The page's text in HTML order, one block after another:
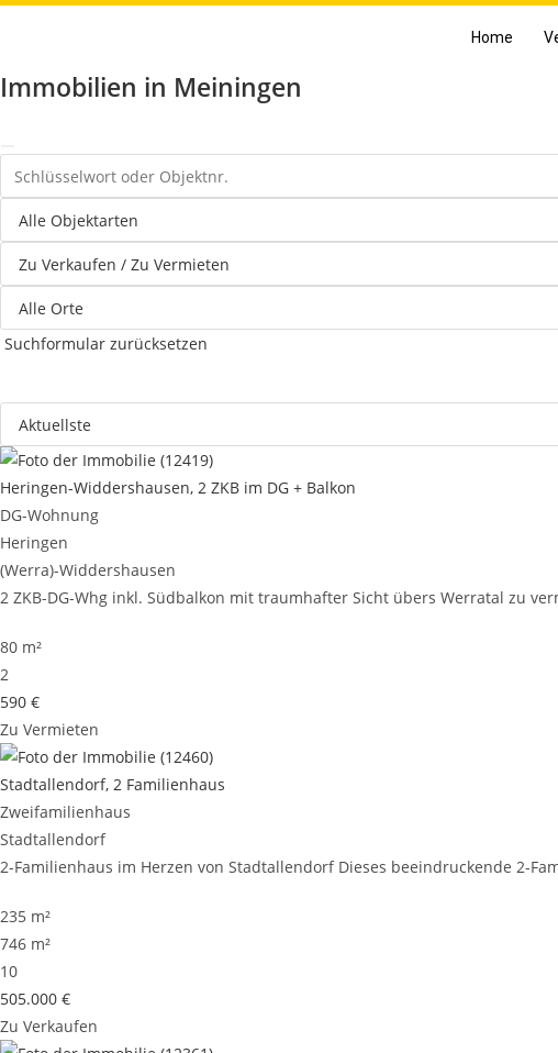
Home
Immobilien in Meiningen
Suchformular zurücksetzen
Heringen-Widdershausen, 2 ZKB im DG + Balkon
DG-Wohnung
Heringen
(Werra)-Widdershausen
2 ZKB-DG-Whg inkl. Südbalkon mit traumhafter Sicht übers Werratal zu
80 m²
2
590 €
Zu Vermieten
Stadtallendorf, 2 Familienhaus
Zweifamilienhaus
Stadtallendorf
2-Familienhaus im Herzen von Stadtallendorf Dieses beeindruckende 2-
235 m²
746 m²
10
505.000 €
Zu Verkaufen